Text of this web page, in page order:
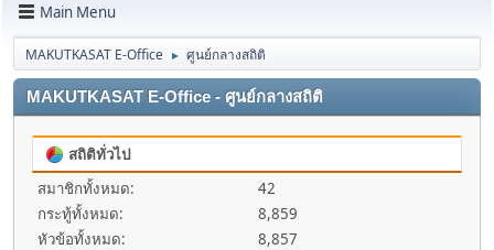
Main Menu
MAKUTKASAT E-Office ► ศูนย์กลางสถิติ
MAKUTKASAT E-Office - ศูนย์กลางสถิติ
สถิติทั่วไป
สมาชิกทั้งหมด:
42
กระทู้ทั้งหมด:
8,859
หัวข้อทั้งหมด:
8,857